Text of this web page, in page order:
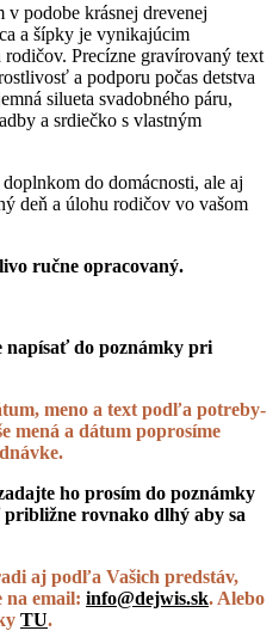
podobe krásnej drevenej
a šípky je vynikajúcim
Precízne gravírovaný text
a podporu počas detstva
silueta svadobného páru,
a srdiečko s vlastným
do domácnosti, ale aj
deň a úlohu rodičov vo vašom
ručne opracovaný.
napísať do poznámky pri
meno a text podľa potreby-
mená a dátum poprosíme
ho prosím do poznámky
rovnako dlhý aby sa
aj podľa Vašich predstáv,
na email: info@dejwis.sk. Alebo
TU.